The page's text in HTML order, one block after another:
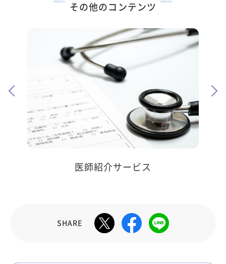
その他のコンテンツ
エンジニア採用
SHARE